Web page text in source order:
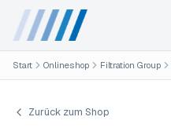
Start Onlineshop Filtration Group
Zurück zum Shop